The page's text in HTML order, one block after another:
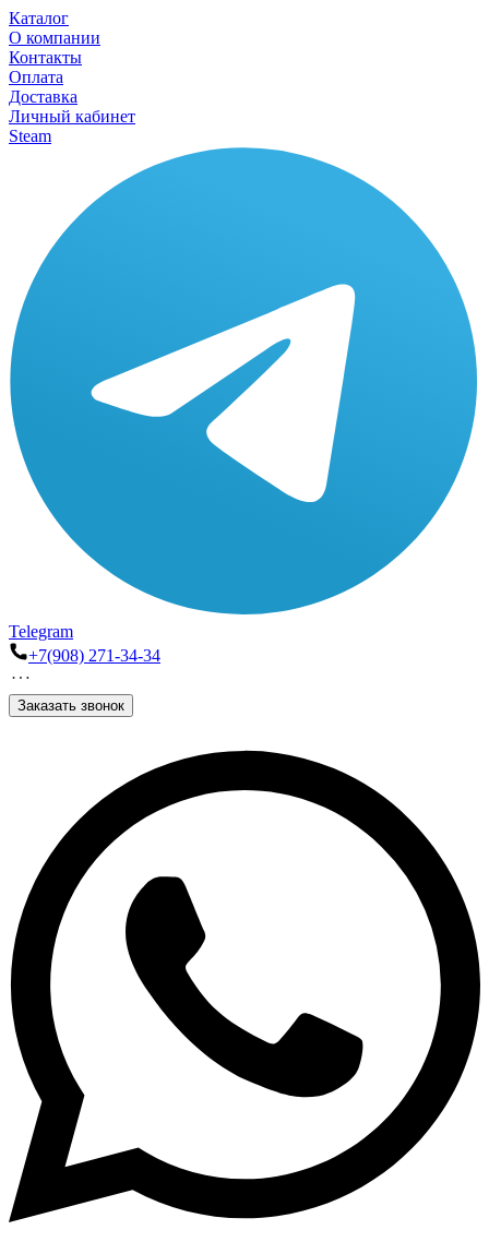
Каталог
О компании
Контакты
Оплата
Доставка
Личный кабинет
Steam
Telegram
+7(908) 271-34-34
Заказать звонок